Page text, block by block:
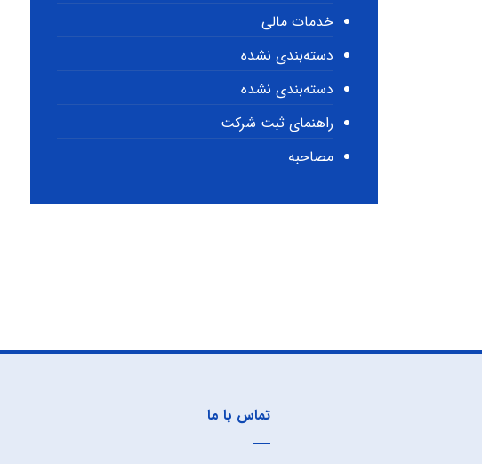
خدمات مالی
دسته‌بندی نشده
دسته‌بندی نشده
راهنمای ثبت شرکت
مصاحبه
تماس با ما